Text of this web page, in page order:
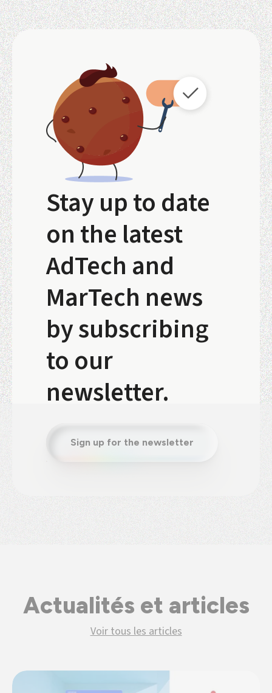
Stay up to date
on the latest
AdTech and
MarTech news
by subscribing
to our
newsletter.
Sign up for the newsletter
Actualités et articles
Voir tous les articles